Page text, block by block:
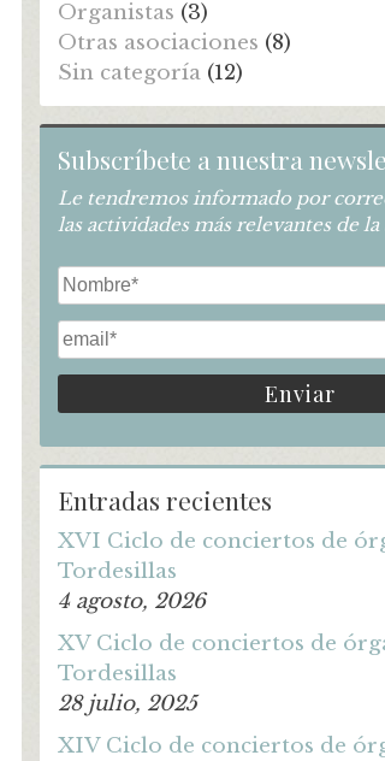
Organistas (3)
Otras asociaciones (8)
Sin categoría (12)
Subscríbete a nuestra
Le tendremos informado por
las actividades más relevantes de la
Entradas recientes
XVI Ciclo de conciertos de
Tordesillas
4 agosto, 2026
XV Ciclo de conciertos de
Tordesillas
28 julio, 2025
XIV Ciclo de conciertos de